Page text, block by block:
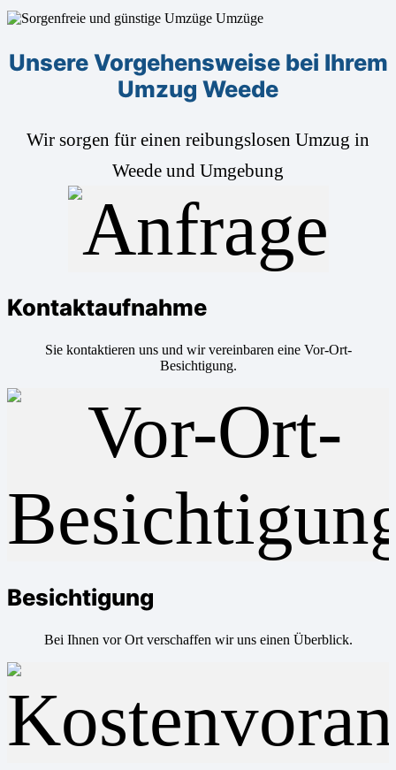
Unsere Vorgehensweise bei Ihrem
Umzug Weede
Wir sorgen für einen reibungslosen Umzug in
Weede und Umgebung
Kontaktaufnahme
Sie kontaktieren uns und wir vereinbaren eine Vor-Ort-
Besichtigung.
Besichtigung
Bei Ihnen vor Ort verschaffen wir uns einen Überblick.